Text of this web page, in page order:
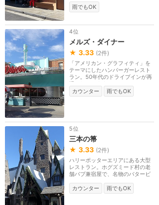
雨でもOK
4位
メルズ・ダイナー
★ 3.33 (2件)
「アメリカン・グラフィティ」を
テーマにしたハンバーガーレスト
ラン。50年代のドライブインが再
現されています。...
カウンター
雨でもOK
5位
三本の箒
★ 3.33 (2件)
ハリーポッターエリアにある大型
レストラン。ホグズミード村の老
舗パブ兼宿屋で、名物のバタービ
カウンター
雨でもOK